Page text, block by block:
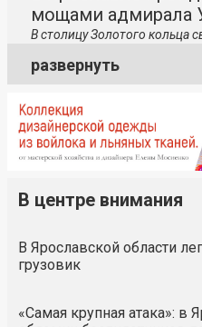
мощами адмирала
В столицуЗолотого кольца
развернуть
В центре внимания
В Ярославской области
грузовик
«Самая крупная атака»: в